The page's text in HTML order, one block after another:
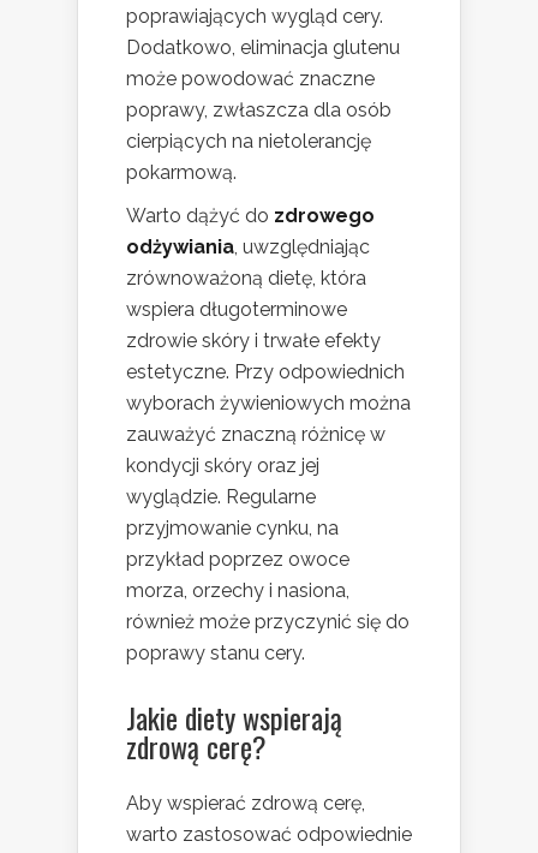
poprawiających wygląd cery.
Dodatkowo, eliminacja glutenu
może powodować znaczne
poprawy, zwłaszcza dla osób
cierpiących na nietolerancję
pokarmową.
Warto dążyć do zdrowego
odżywiania, uwzględniając
zrównoważoną dietę, która
wspiera długoterminowe
zdrowie skóry i trwałe efekty
estetyczne. Przy odpowiednich
wyborach żywieniowych można
zauważyć znaczną różnicę w
kondycji skóry oraz jej
wyglądzie. Regularne
przyjmowanie cynku, na
przykład poprzez owoce
morza, orzechy i nasiona,
również może przyczynić się do
poprawy stanu cery.
Jakie diety wspierają
zdrową cerę?
Aby wspierać zdrową cerę,
warto zastosować odpowiednie